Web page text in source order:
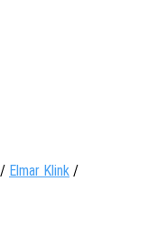
/ Elmar Klink /